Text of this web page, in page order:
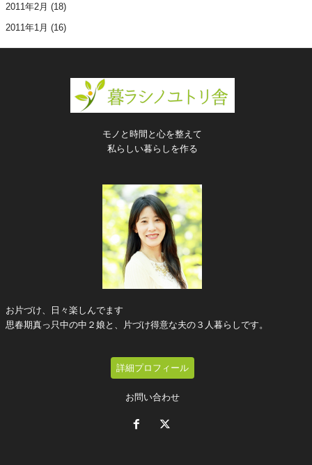
2011年2月 (18)
2011年1月 (16)
モノと時間と心を整えて
私らしい暮らしを作る
お片づけ、日々楽しんでます
思春期真っ只中の中２娘と、片づけ得意な夫の３人暮らしです。
詳細プロフィール
お問い合わせ